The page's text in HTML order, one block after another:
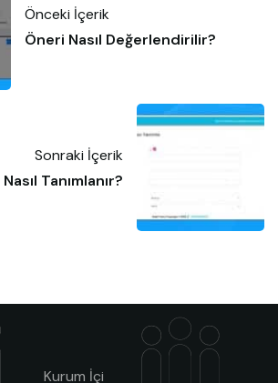
Önceki İçerik
Öneri Nasıl Değerlendirilir?
Sonraki İçerik
Tanımlanır?
Kurum İçi